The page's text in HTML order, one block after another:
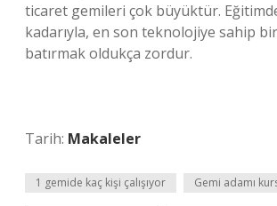
ticaret gemileri çok büyüktür.
kadarıyla, en son teknolojiye sahip
batırmak oldukça zordur.
Tarih: Makaleler
1 gemide kaç kişi çalışıyor Gemi adamı